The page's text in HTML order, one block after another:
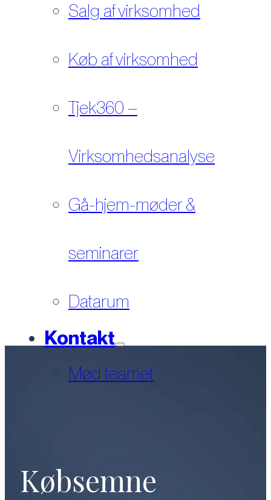
Salg af virksomhed
Køb af virksomhed
Tjek360 –
Virksomhedsanalyse
Gå-hjem-møder &
seminarer
Datarum
Kontakt
Mød teamet
Købsemne